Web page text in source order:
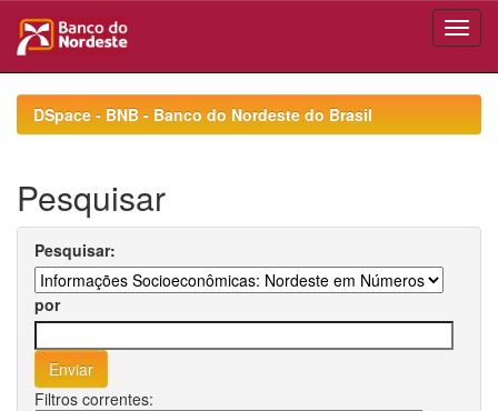
navigationDSpace - BNB - Banco do Nordeste do Brasil
Pesquisar
Pesquisar:
por
Filtros correntes: